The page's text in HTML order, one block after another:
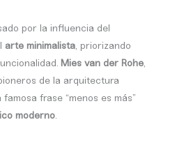
por la influencia del
arte minimalista, priorizando
Mies van der Rohe,
de la arquitectura
frase “menos es más”
moderno.